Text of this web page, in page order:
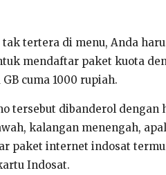
tertera di menu, Anda
mendaftar paket kuota
cuma 1000 rupiah.
tersebut dibanderol
kalangan menengah,
paket internet indosat
Indosat.